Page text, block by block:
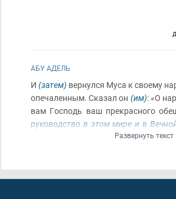
АБУ АДЕЛЬ
И (затем) вернулся Муса к своему
опечаленным. Сказал он (им): «О
вам Господь ваш прекрасного
руководство в этом мире и в
Неужели долгим для васРазвернуть текст